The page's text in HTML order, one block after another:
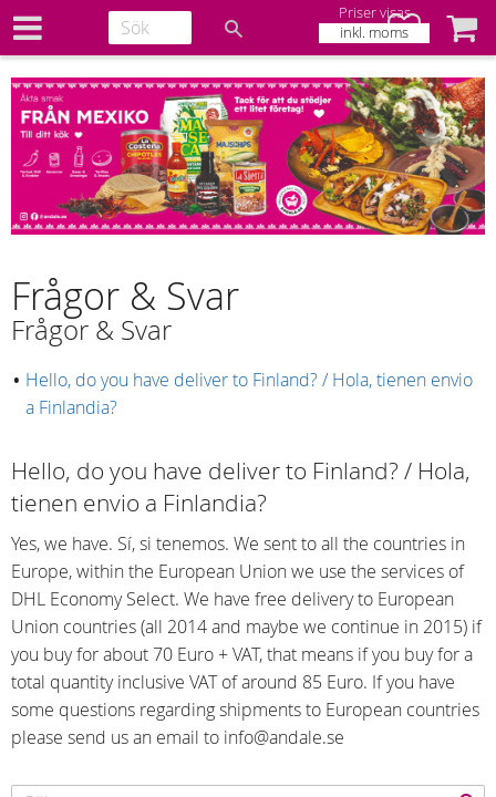
Priser visas
inkl. moms Favoriter
Frågor & Svar
Frågor & Svar
Hello, do you have deliver to Finland? / Hola, tienen envio
a Finlandia?
Hello, do you have deliver to Finland? / Hola,
tienen envio a Finlandia?
Yes, we have. Sí, si tenemos. We sent to all the countries in
Europe, within the European Union we use the services of
DHL Economy Select. We have free delivery to European
Union countries (all 2014 and maybe we continue in 2015) if
you buy for about 70 Euro + VAT, that means if you buy for a
total quantity inclusive VAT of around 85 Euro. If you have
some questions regarding shipments to European countries
please send us an email to info@andale.se